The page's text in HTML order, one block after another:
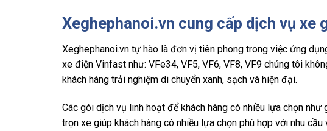
Xeghephanoi.vn cung cấp dịch vụ xe
Xeghephanoi.vn tự hào là đơn vị tiên phong trong việc ứng
xe điện Vinfast như: VFe34, VF5, VF6, VF8, VF9 chúng tôi
khách hàng trải nghiệm di chuyển xanh, sạch và hiện đại.
Các gói dịch vụ linh hoạt để khách hàng có nhiều lựa chọn
trọn xe giúp khách hàng có nhiều lựa chọn phù hợp với nhu